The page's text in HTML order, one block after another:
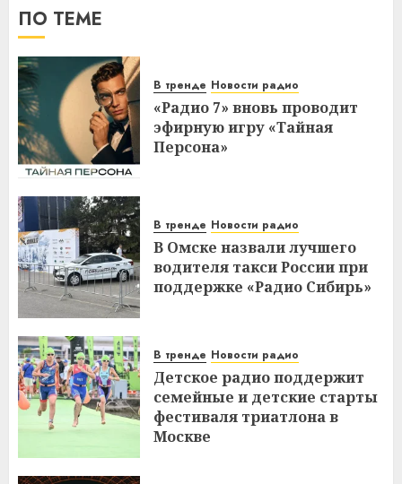
ПО ТЕМЕ
В тренде Новости радио
«Радио 7» вновь проводит
эфирную игру «Тайная
Персона»
В тренде Новости радио
В Омске назвали лучшего
водителя такси России при
поддержке «Радио Сибирь»
В тренде Новости радио
Детское радио поддержит
семейные и детские старты
фестиваля триатлона в
Москве